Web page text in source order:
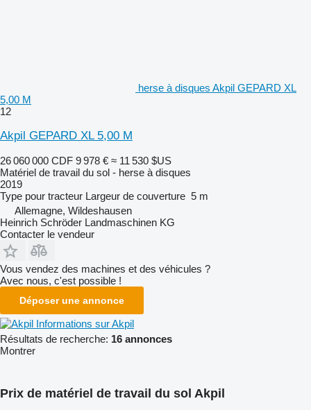
herse à disques Akpil GEPARD XL
5,00 M
12
Akpil GEPARD XL 5,00 M
26 060 000 CDF 9 978 € ≈ 11 530 $US
Matériel de travail du sol - herse à disques
2019
Type pour tracteur Largeur de couverture 5 m
Allemagne, Wildeshausen
Heinrich Schröder Landmaschinen KG
Contacter le vendeur
Vous vendez des machines et des véhicules ?
Avec nous, c'est possible !
Déposer une annonce
Informations sur Akpil
Résultats de recherche: 16 annonces
Montrer
Prix de matériel de travail du sol Akpil